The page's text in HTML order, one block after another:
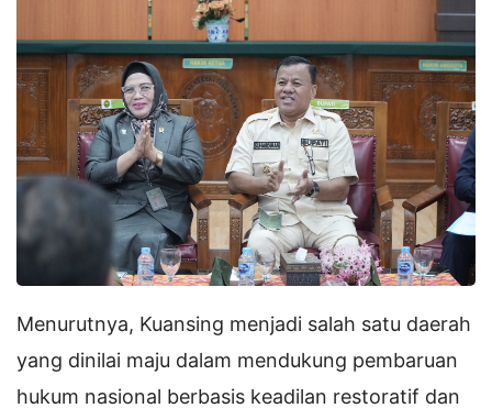
Menurutnya, Kuansing menjadi salah satu daerah
yang dinilai maju dalam mendukung pembaruan
hukum nasional berbasis keadilan restoratif dan